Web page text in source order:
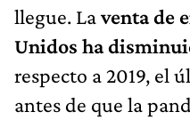
llegue. Laventa de
Unidos ha
respecto a 2019, el
antes de que la